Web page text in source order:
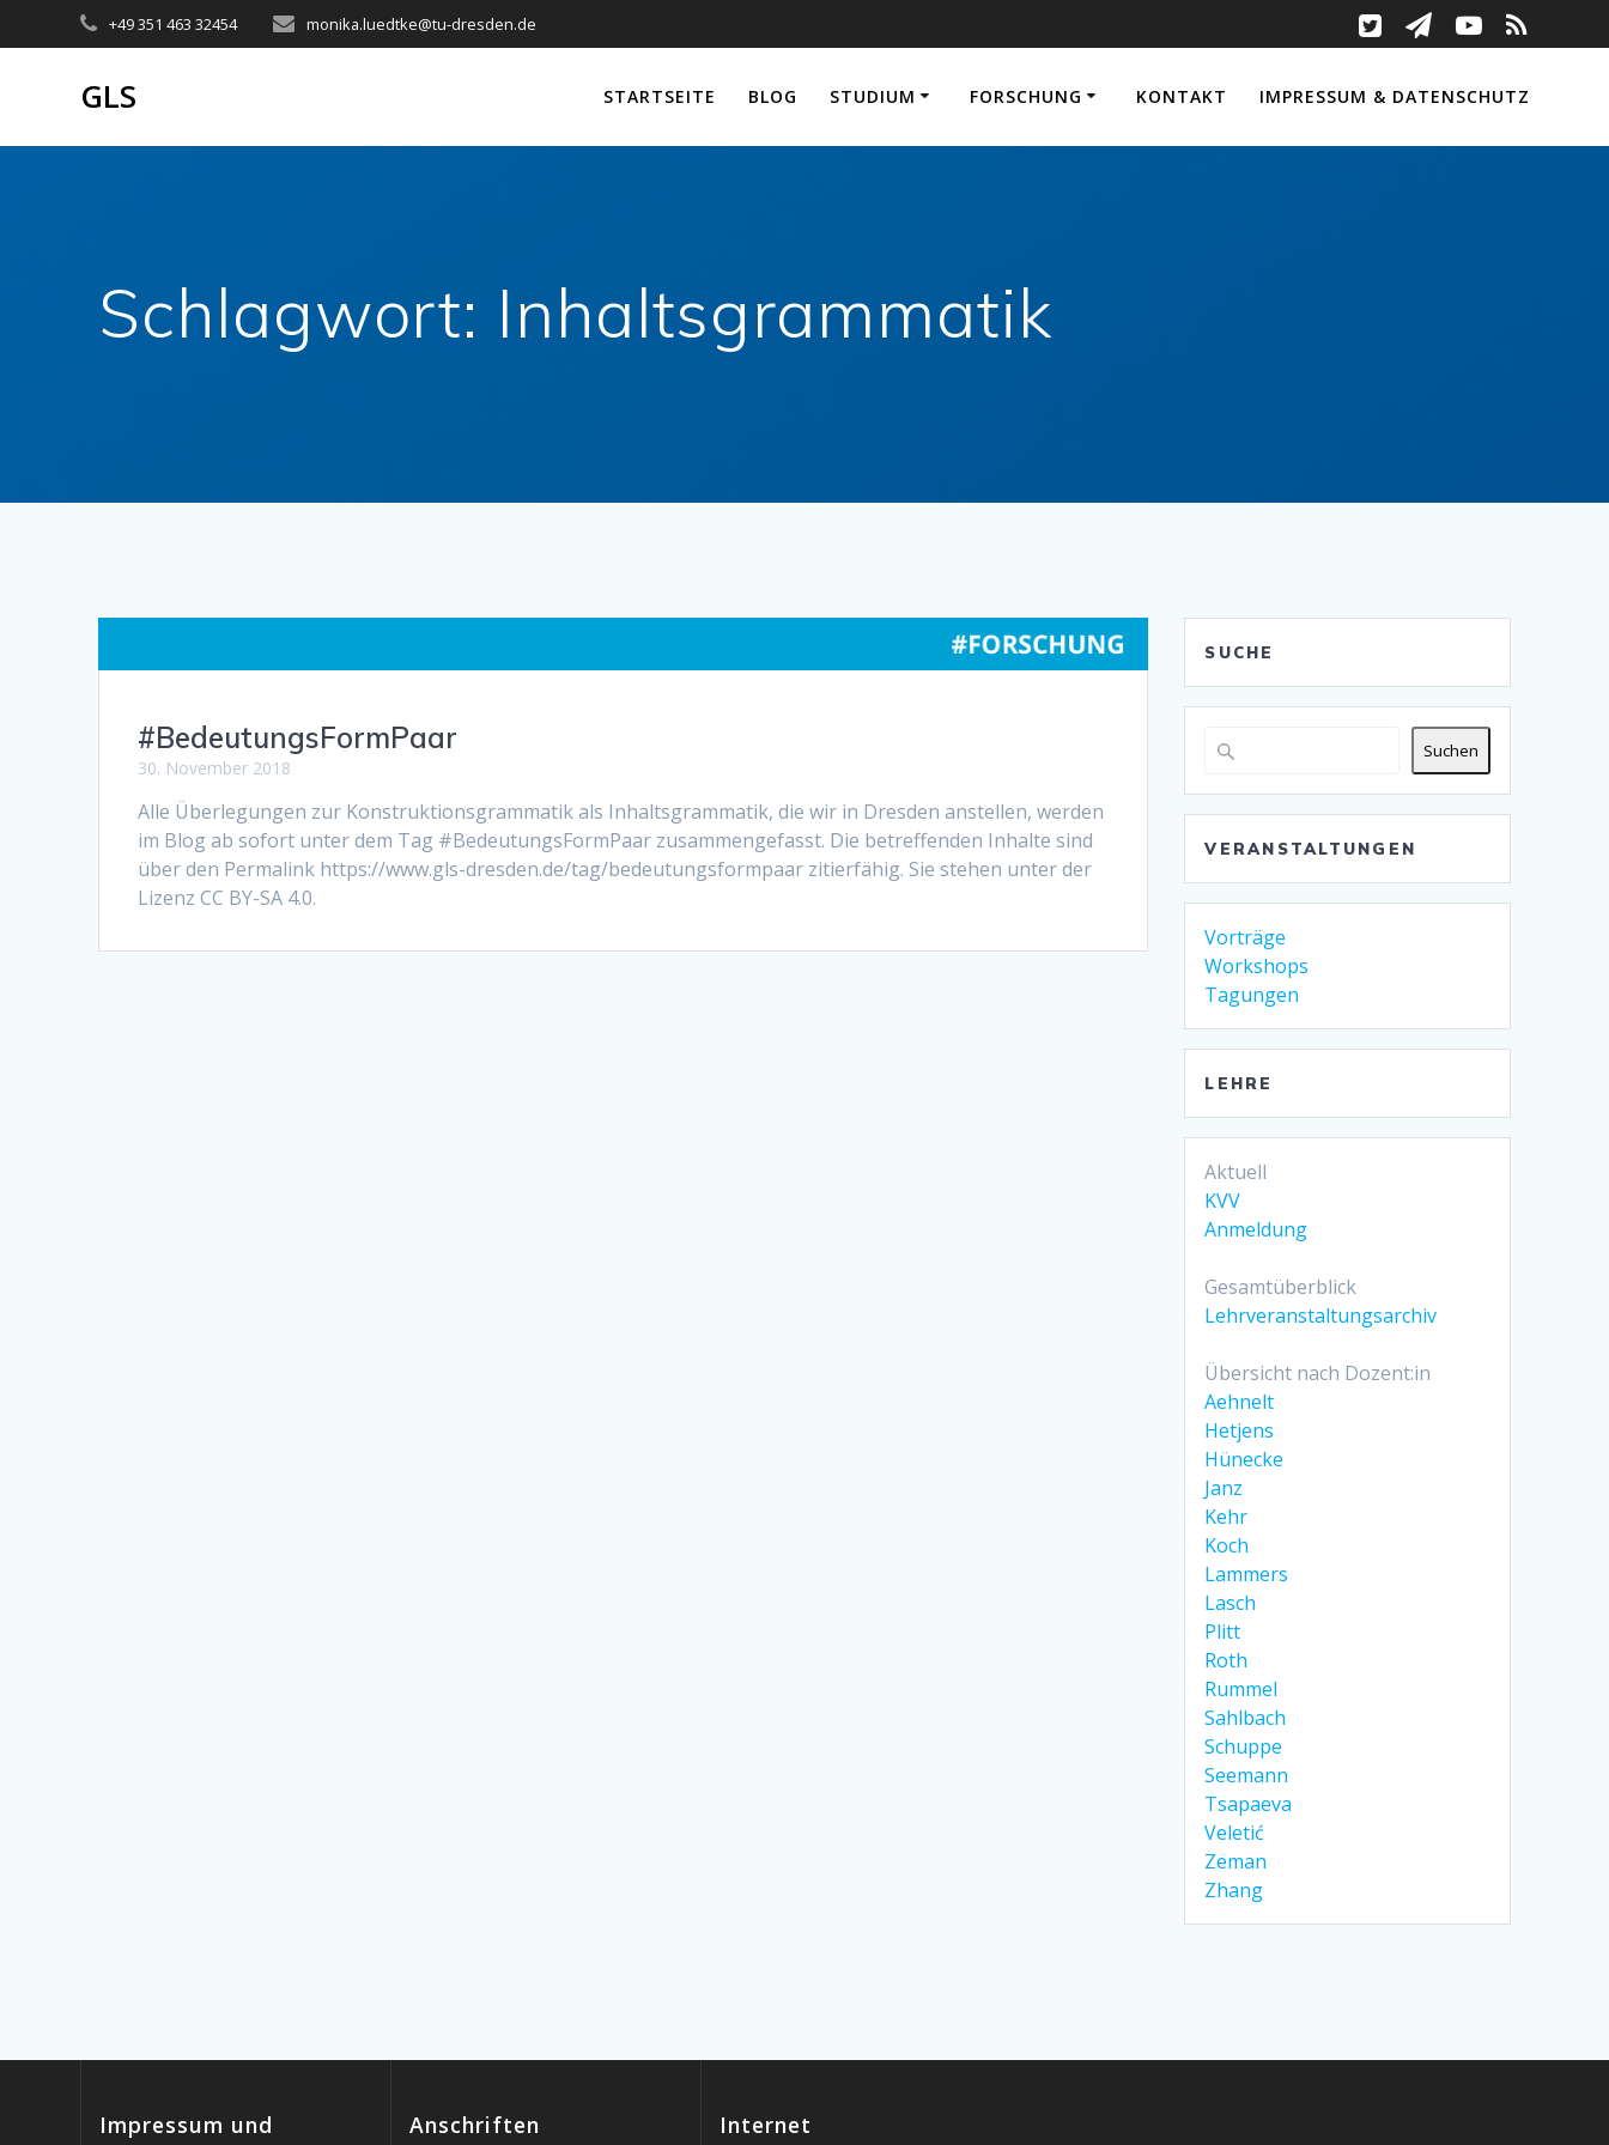
Inhalt
+49 351 463 32454 monika.luedtke@tu-dresden.de
GLS STARTSEITE BLOG STUDIUM FORSCHUNG KONTAKT IMPRESSUM & DATENSCHUTZ
Schlagwort: Inhaltsgrammatik
#BedeutungsFormPaar
30. November 2018
Alle Überlegungen zur Konstruktionsgrammatik als Inhaltsgrammatik, die wir in Dresden anstellen, werden
im Blog ab sofort unter dem Tag #BedeutungsFormPaar zusammengefasst. Die betreffenden Inhalte sind
über den Permalink https://www.gls-dresden.de/tag/bedeutungsformpaar zitierfähig. Sie stehen unter der
Lizenz CC BY-SA 4.0.
SUCHE
Suchen
VERANSTALTUNGEN
Vorträge
Workshops
Tagungen
LEHRE
Aktuell
KVV
Anmeldung
Gesamtüberblick
Lehrveranstaltungsarchiv
Übersicht nach Dozent:in
Aehnelt
Hetjens
Hünecke
Janz
Kehr
Koch
Lammers
Lasch
Plitt
Roth
Rummel
Sahlbach
Schuppe
Seemann
Tsapaeva
Veletić
Zeman
Zhang
Impressum und
Anschriften Internet